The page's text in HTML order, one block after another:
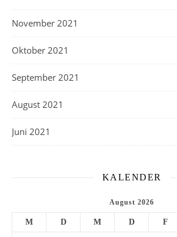
November 2021
Oktober 2021
September 2021
August 2021
Juni 2021
KALENDER
August 2026
M D M D F